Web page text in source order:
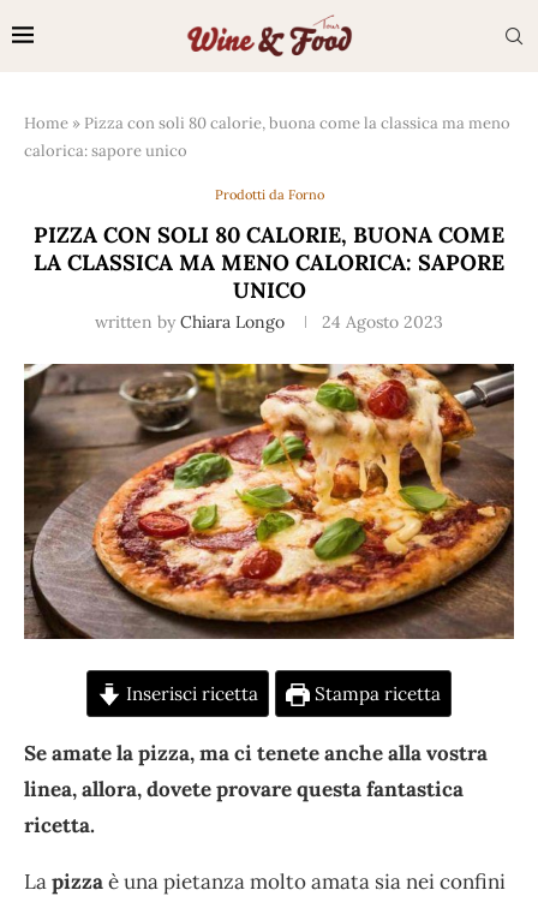
Home » Pizza con soli 80 calorie, buona come la classica ma meno
calorica: sapore unico
Prodotti da Forno
PIZZA CON SOLI 80 CALORIE, BUONA COME
LA CLASSICA MA MENO CALORICA: SAPORE
UNICO
written by Chiara Longo 24 Agosto 2023
Inserisci ricetta Stampa ricetta
Se amate la pizza, ma ci tenete anche alla vostra
linea, allora, dovete provare questa fantastica
ricetta.
Lapizzaè una pietanza molto amata sia nei confini